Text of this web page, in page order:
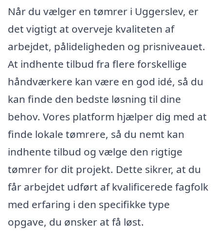
Når du vælger en tømrer i Uggerslev, er
det vigtigt at overveje kvaliteten af
arbejdet, pålideligheden og prisniveauet.
At indhente tilbud fra flere forskellige
håndværkere kan være en god idé, så du
kan finde den bedste løsning til dine
behov. Vores platform hjælper dig med at
finde lokale tømrere, så du nemt kan
indhente tilbud og vælge den rigtige
tømrer for dit projekt. Dette sikrer, at du
får arbejdet udført af kvalificerede fagfolk
med erfaring i den specifikke type
opgave, du ønsker at få løst.